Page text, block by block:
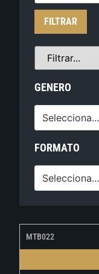
FILTRAR
GENERO
Selecciona...
FORMATO
Selecciona...
MTB022